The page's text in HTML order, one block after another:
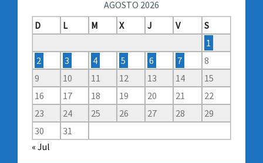
AGOSTO 2026
D
L M X J V
S
1
2
3 4 5 6 7
8
9
10 11 12 13 14
15
16
17 18 19 20 21
22
23
24 25 26 27 28
29
30
31
« Jul